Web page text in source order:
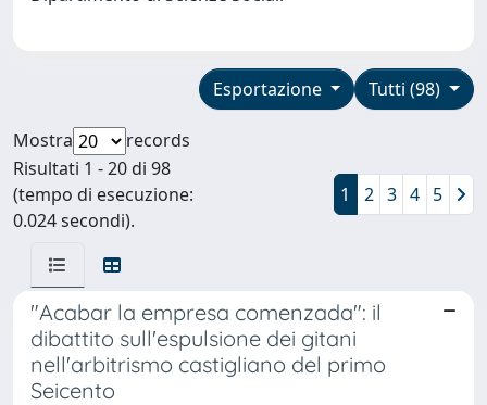
Tutti (98)
Esportazione
Mostra
records
Risultati 1 - 20 di 98
(tempo di esecuzione:
0.024 secondi).
1 2 3 4 5
"Acabar la empresa comenzada": il
dibattito sull'espulsione dei gitani
nell'arbitrismo castigliano del primo
Seicento